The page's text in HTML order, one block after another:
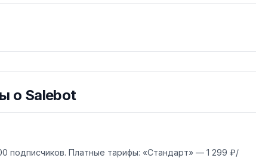
о Salebot
подписчиков. Платные тарифы: «Стандарт» — 1 299 ₽/